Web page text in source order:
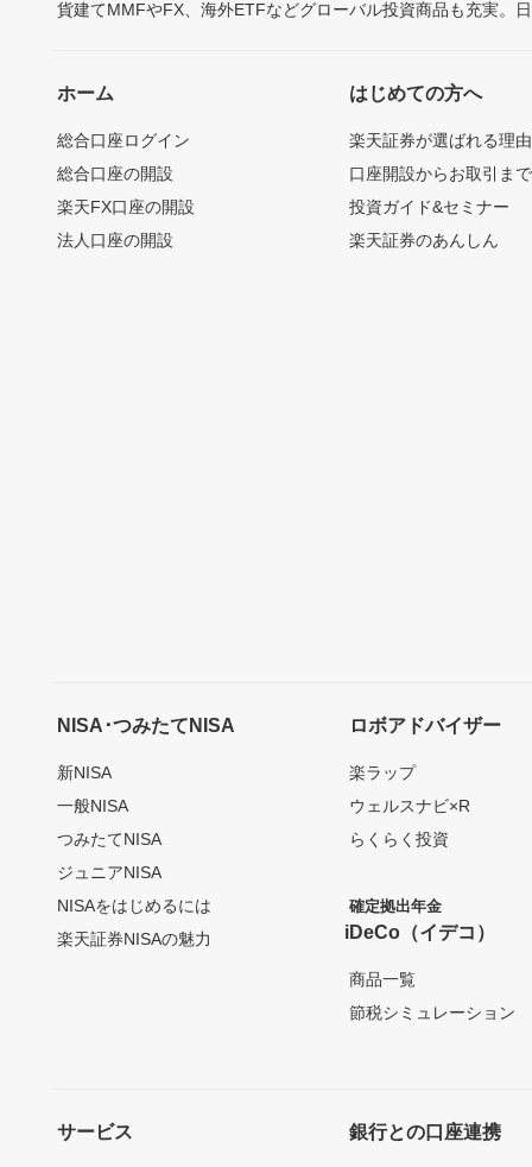
貨建てMMFやFX、海外ETFなどグローバル投資商品も充実。
ホーム
総合口座ログイン
総合口座の開設
楽天FX口座の開設
法人口座の開設
はじめての方へ
楽天証券が選ばれる理由
口座開設からお取引ま
投資ガイド&セミナー
楽天証券のあんしん
NISA･つみたてNISA
新NISA
一般NISA
つみたてNISA
ジュニアNISA
NISAをはじめるには
楽天証券NISAの魅力
ロボアドバイザー
楽ラップ
ウェルスナビ×R
らくらく投資
確定拠出年金
iDeCo（イデコ）
商品一覧
節税シミュレーション
サービス 銀行との口座連携